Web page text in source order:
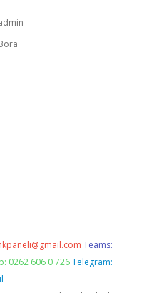
Teams:
0262 606 0 726 Telegram: